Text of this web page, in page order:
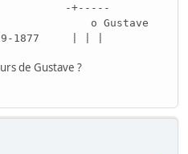
1819-1877 | | |
de Gustave ?